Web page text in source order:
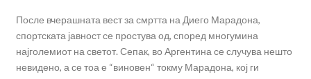
После вчерашната вест за смртта на Диего Марадона,
спортската јавност се простува од, според многумина
најголемиот на светот. Сепак, во Аргентина се случува нешто
невидено, а се тоа е “виновен“ токму Марадона, кој ги